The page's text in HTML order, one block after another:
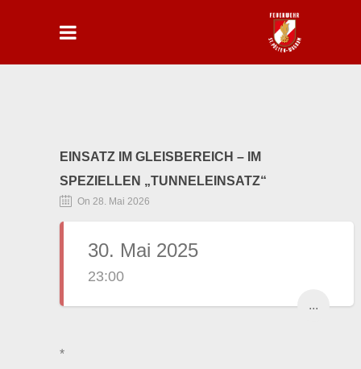
EINSATZ IM GLEISBEREICH – IM
SPEZIELLEN „TUNNELEINSATZ“
On 28. Mai 2026
30. Mai 2025
23:00
...
*